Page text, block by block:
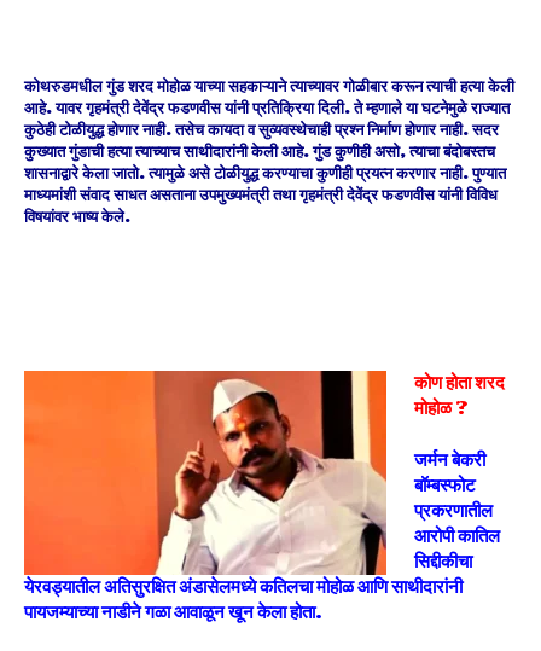
कोथरुडमधील गुंड शरद मोहोळ याच्या सहकाऱ्याने त्याच्यावरगोळीबार करून त्याची हत्या केली
आहे. यावर गृहमंत्री देवेंद्र फडणवीस यांनी प्रतिक्रिया दिली. ते म्हणाले या घटनेमुळे राज्यात
कुठेही टोळीयुद्ध होणार नाही. तसेच कायदा व सुव्यवस्थेचाही प्रश्न निर्माण होणार नाही. सदर
कुख्यात गुंडाची हत्या त्याच्याच साथीदारांनी केली आहे. गुंड कुणीही असो, त्याचा बंदोबस्तच
शासनाद्वारे केला जातो. त्यामुळे असे टोळीयुद्ध करण्याचा कुणीही प्रयत्न करणार नाही. पुण्यात
माध्यमांशी संवाद साधत असताना उपमुख्यमंत्री तथा गृहमंत्री देवेंद्र फडणवीस यांनी विविध
विषयांवर भाष्य केले.
कोण होता शरद
मोहोळ ?
जर्मन बेकरी
बॉम्बस्फोट
प्रकरणातील
आरोपी कातिल
सिद्दीकीचा
येरवड्यातील अतिसुरक्षित अंडासेलमध्ये कतिलचा मोहोळ आणि साथीदारांनी
पायजम्याच्या नाडीने गळा आवाळून खून केला होता.